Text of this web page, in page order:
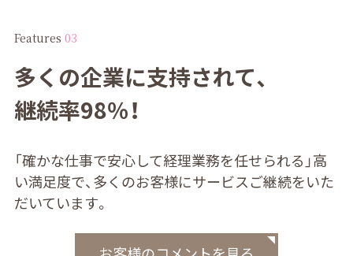
Features 03
多くの企業に支持されて、
継続率98％！
「確かな仕事で安心して経理業務を任せられる」高
い満足度で、多くのお客様にサービスご継続をいた
だいています。